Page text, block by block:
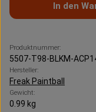
In den
Produktnummer:
5507-T98-BLKM-
Hersteller:
Freak Paintball
Gewicht:
0.99 kg